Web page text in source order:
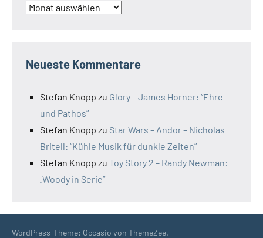
Archiv
Neueste Kommentare
Stefan Knopp zu Glory – James Horner: “Ehre
und Pathos”
Stefan Knopp zu Star Wars – Andor – Nicholas
Britell: “Kühle Musik für dunkle Zeiten”
Stefan Knopp zu Toy Story 2 – Randy Newman:
„Woody in Serie“
WordPress-Theme: Occasio von ThemeZee.